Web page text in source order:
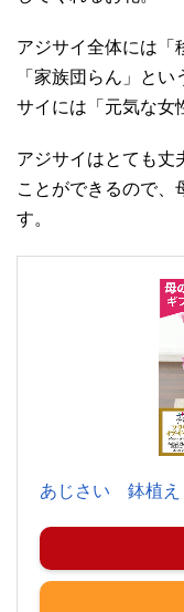
アジサイ全体には「
「家族団らん」と
サイには「元気な女
アジサイはとても丈
ことができるので、
す。
あじさい 鉢植え